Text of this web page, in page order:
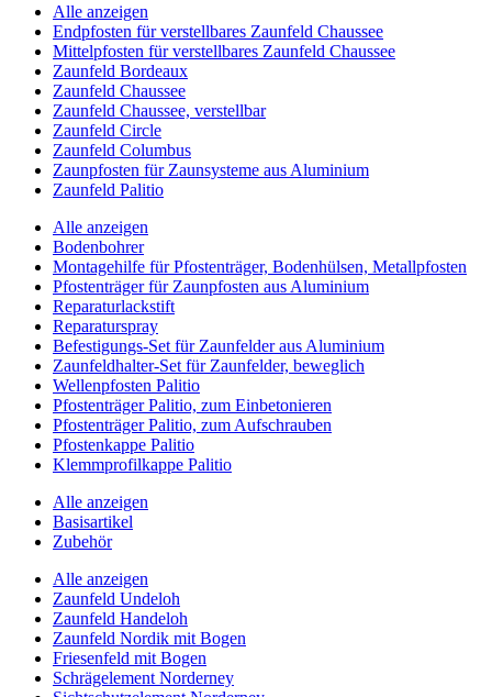
Alle anzeigen
Endpfosten für verstellbares Zaunfeld Chaussee
Mittelpfosten für verstellbares Zaunfeld Chaussee
Zaunfeld Bordeaux
Zaunfeld Chaussee
Zaunfeld Chaussee, verstellbar
Zaunfeld Circle
Zaunfeld Columbus
Zaunpfosten für Zaunsysteme aus Aluminium
Zaunfeld Palitio
Alle anzeigen
Bodenbohrer
Montagehilfe für Pfostenträger, Bodenhülsen, Metallpfosten
Pfostenträger für Zaunpfosten aus Aluminium
Reparaturlackstift
Reparaturspray
Befestigungs-Set für Zaunfelder aus Aluminium
Zaunfeldhalter-Set für Zaunfelder, beweglich
Wellenpfosten Palitio
Pfostenträger Palitio, zum Einbetonieren
Pfostenträger Palitio, zum Aufschrauben
Pfostenkappe Palitio
Klemmprofilkappe Palitio
Alle anzeigen
Basisartikel
Zubehör
Alle anzeigen
Zaunfeld Undeloh
Zaunfeld Handeloh
Zaunfeld Nordik mit Bogen
Friesenfeld mit Bogen
Schrägelement Norderney